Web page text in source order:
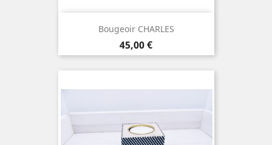
Bougeoir CHARLES
Prix
45,00 €